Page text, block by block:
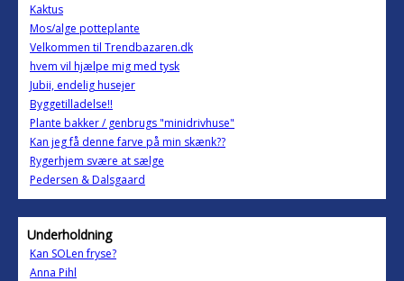
Kaktus
Mos/alge potteplante
Velkommen til Trendbazaren.dk
hvem vil hjælpe mig med tysk
Jubii, endelig husejer
Byggetilladelse!!
Plante bakker / genbrugs "minidrivhuse"
Kan jeg få denne farve på min skænk??
Rygerhjem svære at sælge
Pedersen & Dalsgaard
Underholdning
Kan SOLen fryse?
Anna Pihl